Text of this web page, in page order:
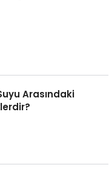
Arasındaki